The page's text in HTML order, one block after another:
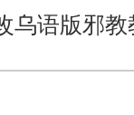
乌语版邪教